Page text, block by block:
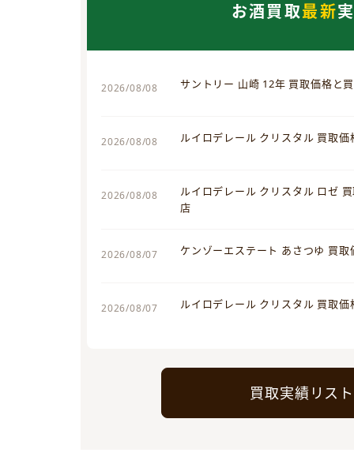
お酒買取最新
2026/08/08 サントリー 山崎 12年 買取価格と
2026/08/08 ルイロデレール クリスタル 買取
2026/08/08
ルイロデレール クリスタル ロゼ
店
2026/08/07 ケンゾーエステート あさつゆ 買
2026/08/07 ルイロデレール クリスタル 買取
買取実績リスト